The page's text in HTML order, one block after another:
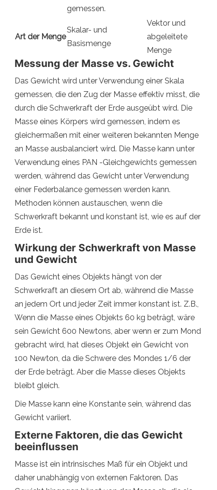
gemessen.
Art der Menge
Skalar- und
Basismenge
Vektor und
abgeleitete
Menge
Messung der Masse vs. Gewicht
Das Gewicht wird unter Verwendung einer Skala
gemessen, die den Zug der Masse effektiv misst, die
durch die Schwerkraft der Erde ausgeübt wird. Die
Masse eines Körpers wird gemessen, indem es
gleichermaßen mit einer weiteren bekannten Menge
an Masse ausbalanciert wird. Die Masse kann unter
Verwendung eines PAN -Gleichgewichts gemessen
werden, während das Gewicht unter Verwendung
einer Federbalance gemessen werden kann.
Methoden können austauschen, wenn die
Schwerkraft bekannt und konstant ist, wie es auf der
Erde ist.
Wirkung der Schwerkraft von Masse
und Gewicht
Das Gewicht eines Objekts hängt von der
Schwerkraft an diesem Ort ab, während die Masse
an jedem Ort und jeder Zeit immer konstant ist. Z.B.,
Wenn die Masse eines Objekts 60 kg beträgt, wäre
sein Gewicht 600 Newtons, aber wenn er zum Mond
gebracht wird, hat dieses Objekt ein Gewicht von
100 Newton, da die Schwere des Mondes 1/6 der
der Erde beträgt. Aber die Masse dieses Objekts
bleibt gleich.
Die Masse kann eine Konstante sein, während das
Gewicht variiert.
Externe Faktoren, die das Gewicht
beeinflussen
Masse ist ein intrinsisches Maß für ein Objekt und
daher unabhängig von externen Faktoren. Das